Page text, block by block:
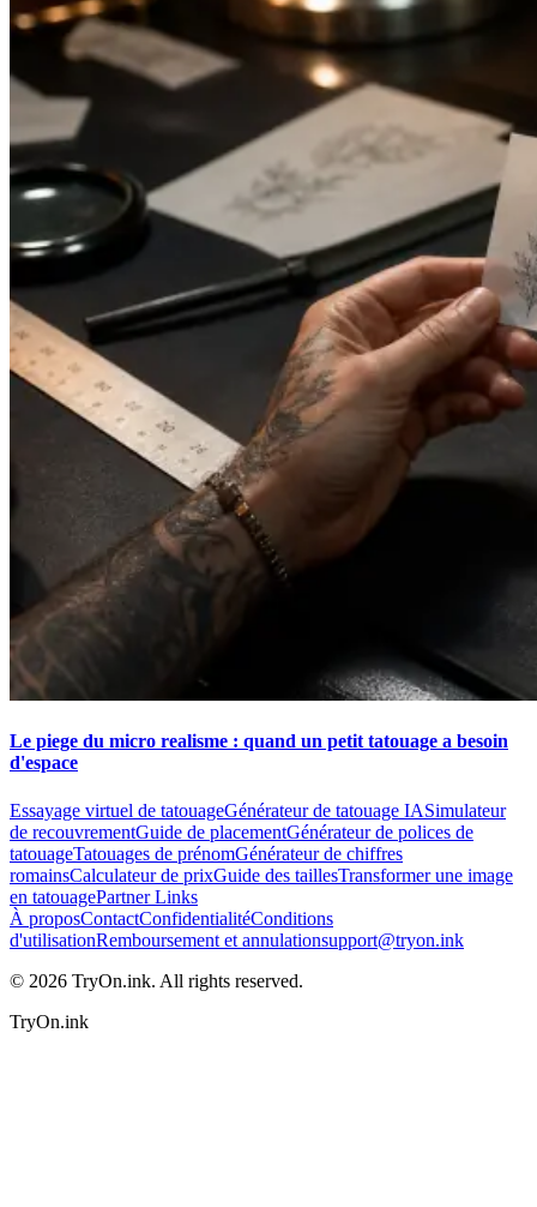
Le piege du micro realisme : quand un petit tatouage a besoin
d'espace
Essayage virtuel de tatouageGénérateur de tatouage IASimulateur
de recouvrementGuide de placementGénérateur de polices de
tatouageTatouages de prénomGénérateur de chiffres
romainsCalculateur de prixGuide des taillesTransformer une image
en tatouagePartner Links
À proposContactConfidentialitéConditions
d'utilisationRemboursement et annulationsupport@tryon.ink
© 2026 TryOn.ink. All rights reserved.
TryOn.ink